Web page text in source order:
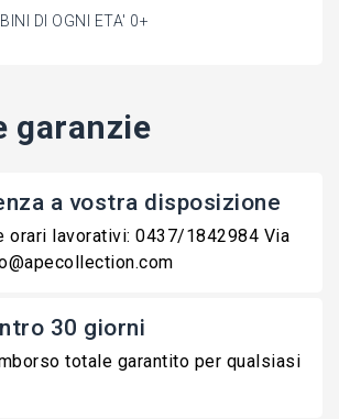
DI OGNI ETA' 0+
garanzie
a vostra disposizione
orari lavorativi: 0437/1842984 Via
30 giorni
totale garantito per qualsiasi